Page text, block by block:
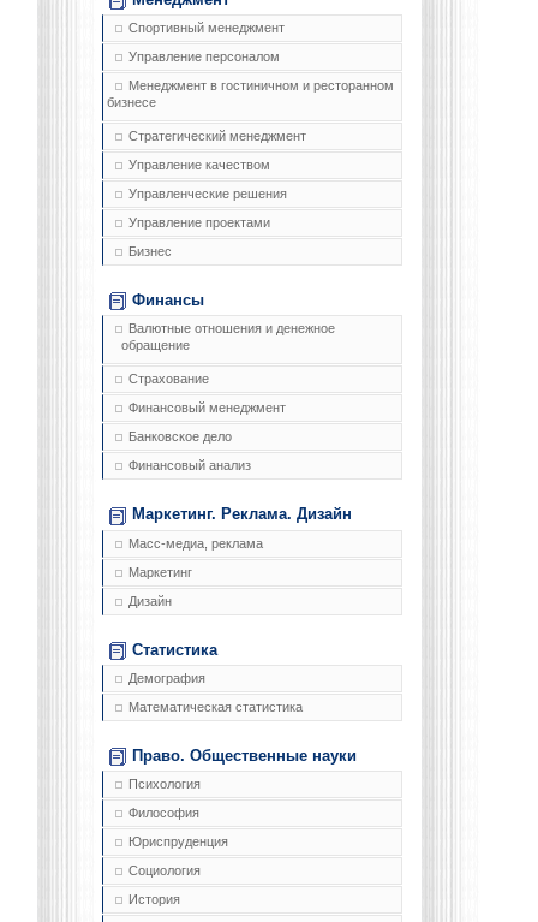
Спортивный менеджмент
Управление персоналом
Менеджмент в гостиничном и ресторанном
бизнесе
Стратегический менеджмент
Управление качеством
Управленческие решения
Управление проектами
Бизнес
Финансы
Валютные отношения и денежное
обращение
Страхование
Финансовый менеджмент
Банковское дело
Финансовый анализ
Маркетинг. Реклама. Дизайн
Масс-медиа, реклама
Маркетинг
Дизайн
Статистика
Демография
Математическая статистика
Право. Общественные науки
Психология
Философия
Юриспруденция
Социология
История